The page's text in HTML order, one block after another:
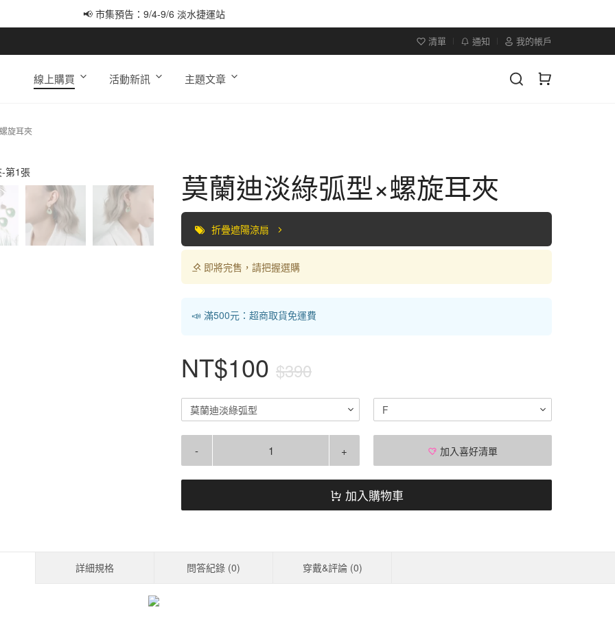
📢 市集預告：9/4-9/6 淡水捷運站
清單 通知 我的帳戶
線上購買 活動新訊 主題文章
旋耳夾
莫蘭迪淡綠弧型×螺旋耳夾
折疊遮陽涼扇
即將完售，請把握選購
📣 滿500元：超商取貨免運費
NT$100 $390
莫蘭迪淡綠弧型 F
- + 加入喜好清單
加入購物車
詳細規格 問答紀錄 (0) 穿戴&評論 (0)